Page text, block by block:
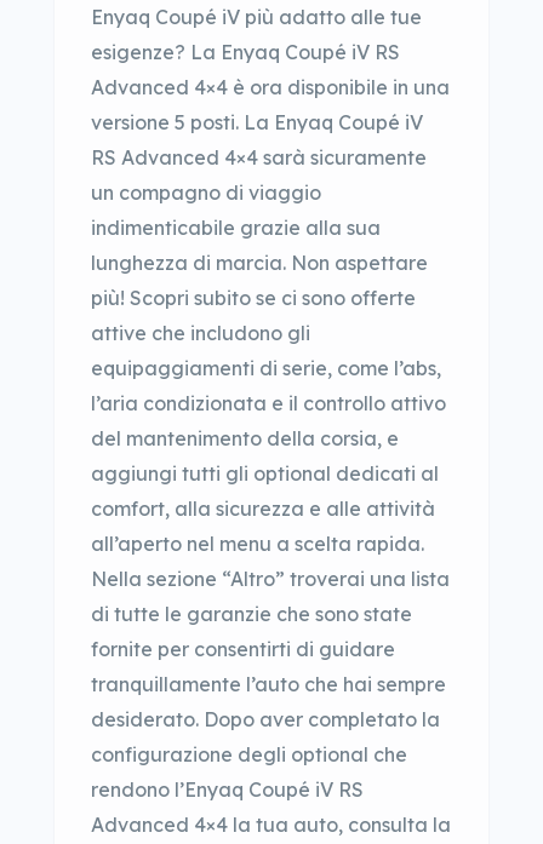
Enyaq Coupé iV più adatto alle tue
esigenze? La Enyaq Coupé iV RS
Advanced 4×4 è ora disponibile in una
versione 5 posti. La Enyaq Coupé iV
RS Advanced 4×4 sarà sicuramente
un compagno di viaggio
indimenticabile grazie alla sua
lunghezza di marcia. Non aspettare
più! Scopri subito se ci sono offerte
attive che includono gli
equipaggiamenti di serie, come l’abs,
l’aria condizionata e il controllo attivo
del mantenimento della corsia, e
aggiungi tutti gli optional dedicati al
comfort, alla sicurezza e alle attività
all’aperto nel menu a scelta rapida.
Nella sezione “Altro” troverai una lista
di tutte le garanzie che sono state
fornite per consentirti di guidare
tranquillamente l’auto che hai sempre
desiderato. Dopo aver completato la
configurazione degli optional che
rendono l’Enyaq Coupé iV RS
Advanced 4×4 la tua auto, consulta la